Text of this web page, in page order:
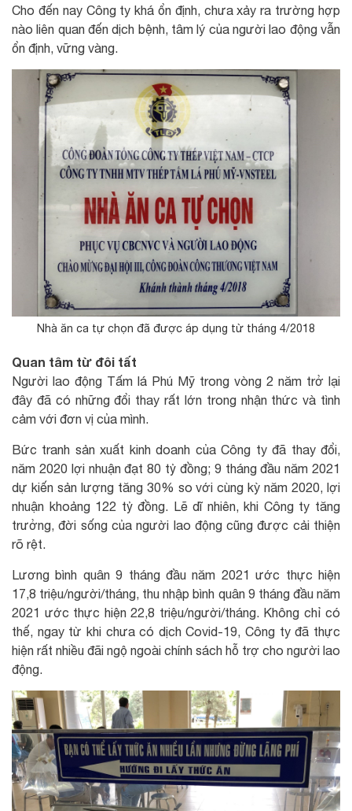
Cho đến nay Công ty khá ổn định, chưa xảy ra trường hợp
nào liên quan đến dịch bệnh, tâm lý của người lao động vẫn
ổn định, vững vàng.
Nhà ăn ca tự chọn đã được áp dụng từ tháng 4/2018
Quan tâm từ đôi tất
Người lao động Tấm lá Phú Mỹ trong vòng 2 năm trở lại
đây đã có những đổi thay rất lớn trong nhận thức và tình
cảm với đơn vị của mình.
Bức tranh sản xuất kinh doanh của Công ty đã thay đổi,
năm 2020 lợi nhuận đạt 80 tỷ đồng; 9 tháng đầu năm 2021
dự kiến sản lượng tăng 30% so với cùng kỳ năm 2020, lợi
nhuận khoảng 122 tỷ đồng. Lẽ dĩ nhiên, khi Công ty tăng
trưởng, đời sống của người lao động cũng được cải thiện
rõ rệt.
Lương bình quân 9 tháng đầu năm 2021 ước thực hiện
17,8 triệu/người/tháng, thu nhập bình quân 9 tháng đầu năm
2021 ước thực hiện 22,8 triệu/người/tháng. Không chỉ có
thế, ngay từ khi chưa có dịch Covid-19, Công ty đã thực
hiện rất nhiều đãi ngộ ngoài chính sách hỗ trợ cho người lao
động.